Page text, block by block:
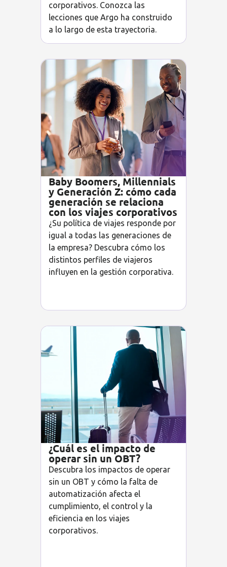
corporativos. Conozca las
lecciones que Argo ha construido
a lo largo de esta trayectoria.
Baby Boomers, Millennials
y Generación Z: cómo cada
generación se relaciona
con los viajes corporativos
¿Su política de viajes responde por
igual a todas las generaciones de
la empresa? Descubra cómo los
distintos perfiles de viajeros
influyen en la gestión corporativa.
¿Cuál es el impacto de
operar sin un OBT?
Descubra los impactos de operar
sin un OBT y cómo la falta de
automatización afecta el
cumplimiento, el control y la
eficiencia en los viajes
corporativos.